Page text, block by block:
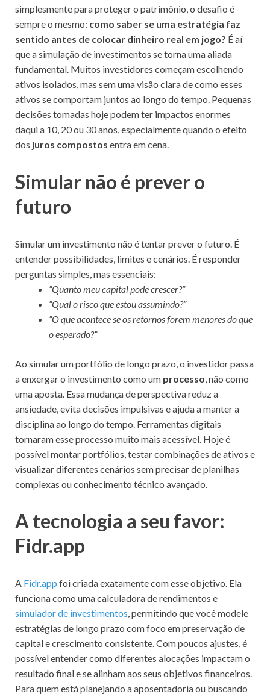
simplesmente para proteger o patrimônio, o desafio é
sempre o mesmo: como saber se uma estratégia faz
sentido antes de colocar dinheiro real em jogo? É aí
que a simulação de investimentos se torna uma aliada
fundamental. Muitos investidores começam escolhendo
ativos isolados, mas sem uma visão clara de como esses
ativos se comportam juntos ao longo do tempo. Pequenas
decisões tomadas hoje podem ter impactos enormes
daqui a 10, 20 ou 30 anos, especialmente quando o efeito
dos juros compostos entra em cena.
Simular não é prever o
futuro
Simular um investimento não é tentar prever o futuro. É
entender possibilidades, limites e cenários. É responder
perguntas simples, mas essenciais:
“Quanto meu capital pode crescer?”
“Qual o risco que estou assumindo?”
“O que acontece se os retornos forem menores do que
o esperado?”
Ao simular um portfólio de longo prazo, o investidor passa
a enxergar o investimento como um processo , não como
uma aposta. Essa mudança de perspectiva reduz a
ansiedade, evita decisões impulsivas e ajuda a manter a
disciplina ao longo do tempo. Ferramentas digitais
tornaram esse processo muito mais acessível. Hoje é
possível montar portfólios, testar combinações de ativos e
visualizar diferentes cenários sem precisar de planilhas
complexas ou conhecimento técnico avançado.
A tecnologia a seu favor:
Fidr.app
A Fidr.app foi criada exatamente com esse objetivo. Ela
funciona como uma calculadora de rendimentos e
simulador de investimentos, permitindo que você modele
estratégias de longo prazo com foco em preservação de
capital e crescimento consistente. Com poucos ajustes, é
possível entender como diferentes alocações impactam o
resultado final e se alinham aos seus objetivos financeiros.
Para quem está planejando a aposentadoria ou buscando